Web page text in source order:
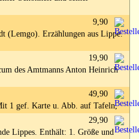
(Lemgo). Erzählungen aus Lippe.
9,90
des Amtmanns Anton Heinrich
19,90
1 gef. Karte u. Abb. auf Tafeln,
49,90
Lippes. Enthält: 1. Größe und
29,90